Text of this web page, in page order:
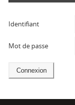
Identifiant
Mot de passe